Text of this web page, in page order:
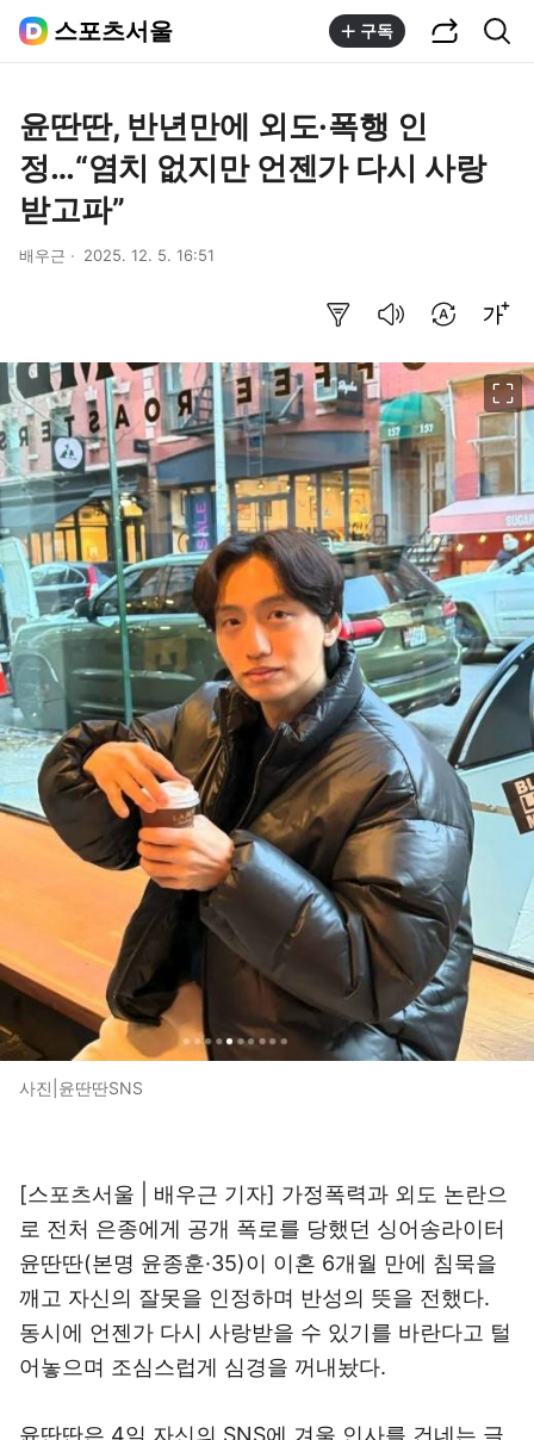
스포츠서울 구독
윤딴딴, 반년만에 외도·폭행 인
정…“염치 없지만 언젠가 다시 사랑
받고파”
배우근 2025. 12. 5. 16:51
사진|윤딴딴SNS
[스포츠서울 | 배우근 기자] 가정폭력과 외도 논란으
로 전처 은종에게 공개 폭로를 당했던 싱어송라이터
윤딴딴(본명 윤종훈·35)이 이혼 6개월 만에 침묵을
깨고 자신의 잘못을 인정하며 반성의 뜻을 전했다.
동시에 언젠가 다시 사랑받을 수 있기를 바란다고 털
어놓으며 조심스럽게 심경을 꺼내놨다.
윤딴딴은 4일 자신의 SNS에 겨울 인사를 건네는 글